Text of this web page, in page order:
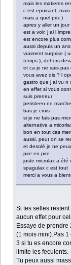
mais les matieres
c est epuisant,
mais a quel prix )
apres y aller un
est a voir, j ai l
est encore plus
aussi depuis un
vraiment surprise (
temps ), dehors
et ca je ne sais pas
vous avez dis ? l
gastro que j ai vu n
en effet si vous
suis preneur
peristeen ne
bas je crois
si je ne fais pas
alternative a
bon en tout cas
aussi, peut on se
et desolé je ne
pire en pire
juste microlax a
spagulax c est tout
merci a vous a
Si tes selles
aucun effet pour
Essaye de
(1 mois mini).Pas 1
3 si tu es encore
limite les feculents.
Tu peux aussi